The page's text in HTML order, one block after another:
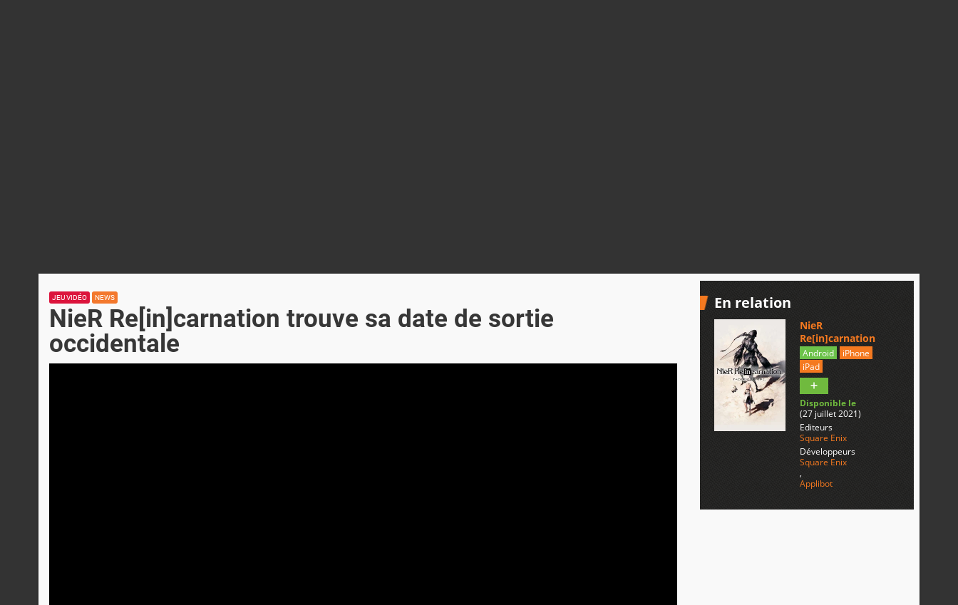
JEU VIDÉO NEWS
NieR Re[in]carnation trouve sa date de sortie
occidentale
En relation
NieR
Re[in]carnation
Android
iPhone
iPad
Disponible le
(27 juillet 2021)
Editeurs
Square Enix
Développeurs
Square Enix
,
Applibot